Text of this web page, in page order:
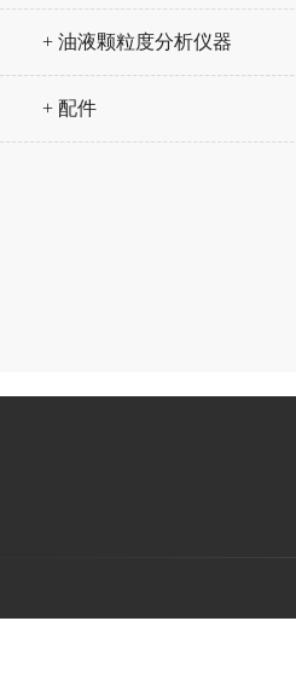
+ 油液颗粒度分析仪器
+ 配件